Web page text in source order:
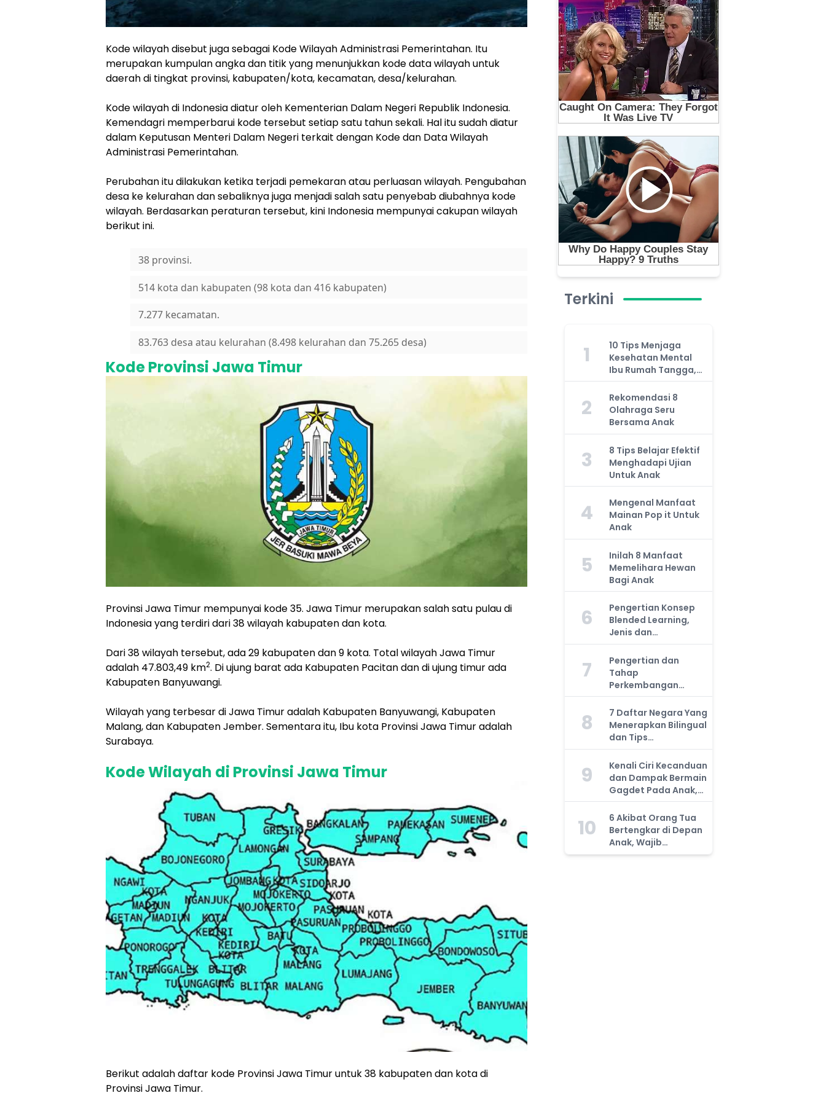
Kode wilayah disebut juga sebagai Kode Wilayah Administrasi Pemerintahan. Itu
merupakan kumpulan angka dan titik yang menunjukkan kode data wilayah untuk
daerah di tingkat provinsi, kabupaten/kota, kecamatan, desa/kelurahan.
Kode wilayah di Indonesia diatur oleh Kementerian Dalam Negeri Republik Indonesia.
Kemendagri memperbarui kode tersebut setiap satu tahun sekali. Hal itu sudah diatur
dalam Keputusan Menteri Dalam Negeri terkait dengan Kode dan Data Wilayah
Administrasi Pemerintahan.
Perubahan itu dilakukan ketika terjadi pemekaran atau perluasan wilayah. Pengubahan
desa ke kelurahan dan sebaliknya juga menjadi salah satu penyebab diubahnya kode
wilayah. Berdasarkan peraturan tersebut, kini Indonesia mempunyai cakupan wilayah
berikut ini.
38 provinsi.
514 kota dan kabupaten (98 kota dan 416 kabupaten)
7.277 kecamatan.
83.763 desa atau kelurahan (8.498 kelurahan dan 75.265 desa)
Kode Provinsi Jawa Timur
Provinsi Jawa Timur mempunyai kode 35. Jawa Timur merupakan salah satu pulau di
Indonesia yang terdiri dari 38 wilayah kabupaten dan kota.
Dari 38 wilayah tersebut, ada 29 kabupaten dan 9 kota. Total wilayah Jawa Timur
adalah 47.803,49 km2. Di ujung barat ada Kabupaten Pacitan dan di ujung timur ada
Kabupaten Banyuwangi.
Wilayah yang terbesar di Jawa Timur adalah Kabupaten Banyuwangi, Kabupaten
Malang, dan Kabupaten Jember. Sementara itu, Ibu kota Provinsi Jawa Timur adalah
Surabaya.
Kode Wilayah di Provinsi Jawa Timur
Berikut adalah daftar kode Provinsi Jawa Timur untuk 38 kabupaten dan kota di
Provinsi Jawa Timur.
Terkini
1
10 Tips Menjaga
Kesehatan Mental
Ibu Rumah Tangga,
Jangan Anggap
Remeh!
2
Rekomendasi 8
Olahraga Seru
Bersama Anak
3
8 Tips Belajar Efektif
Menghadapi Ujian
Untuk Anak
4
Mengenal Manfaat
Mainan Pop it Untuk
Anak
5
Inilah 8 Manfaat
Memelihara Hewan
Bagi Anak
6
Pengertian Konsep
Blended Learning,
Jenis dan
Manfaatnya, Anda
Harus Tahu!
7
Pengertian dan
Tahap
Perkembangan
Kemampuan Kognitif
Anak, Bunda Wajib
Tahu!
8
7 Daftar Negara Yang
Menerapkan Bilingual
dan Tips
Mengajarkan Pada
Anak
9
Kenali Ciri Kecanduan
dan Dampak Bermain
Gagdet Pada Anak,
Orang Tua Wajib
Tahu!
10
6 Akibat Orang Tua
Bertengkar di Depan
Anak, Wajib
Waspada!